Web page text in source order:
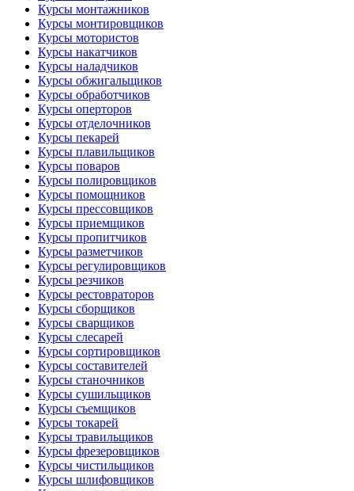
Курсы монтажников
Курсы монтировщиков
Курсы мотористов
Курсы накатчиков
Курсы наладчиков
Курсы обжигальщиков
Курсы обработчиков
Курсы оперторов
Курсы отделочников
Курсы пекарей
Курсы плавильщиков
Курсы поваров
Курсы полировщиков
Курсы помощников
Курсы прессовщиков
Курсы приемщиков
Курсы пропитчиков
Курсы разметчиков
Курсы регулировщиков
Курсы резчиков
Курсы рестовраторов
Курсы сборщиков
Курсы сварщиков
Курсы слесарей
Курсы сортировщиков
Курсы составителей
Курсы станочников
Курсы сушильщиков
Курсы съемщиков
Курсы токарей
Курсы травильщиков
Курсы фрезеровщиков
Курсы чистильщиков
Курсы шлифовщиков